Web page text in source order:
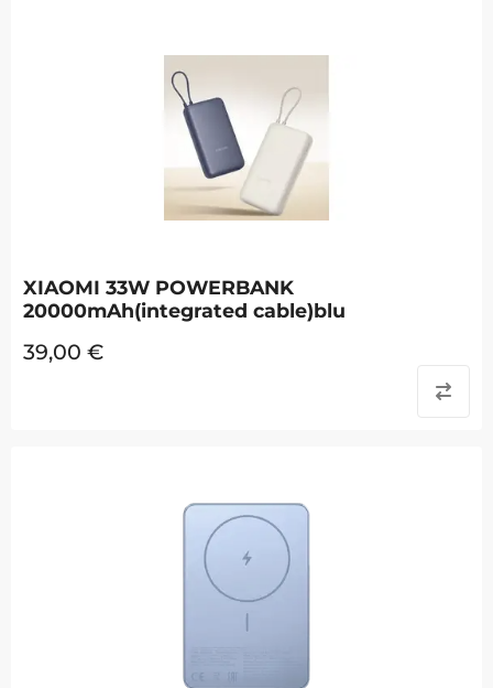
XIAOMI 33W POWERBANK
20000mAh(integrated cable)blu
39,00 €